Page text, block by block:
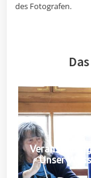
des Fotografen.
Unser